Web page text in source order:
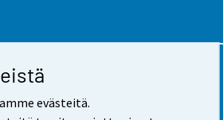
evästeitä.